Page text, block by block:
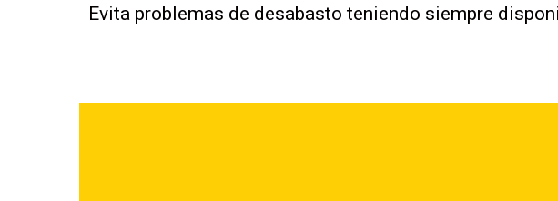
Evita problemas de desabasto teniendo siempre